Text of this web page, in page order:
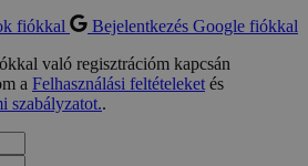
fiókkal
Bejelentkezés Google fiókkal
való regisztrációm kapcsán
a Felhasználási feltételeketés
szabályzatot..